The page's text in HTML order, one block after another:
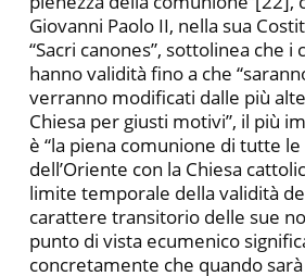
Giovanni Paolo II, nella sua
“Sacri canones”, sottolinea che i
hanno validità fino a che
verranno modificati dalle più
Chiesa per giusti motivi”, il più
è “la piena comunione di tutte le
dell’Oriente con la Chiesa
limite temporale della validità
carattere transitorio delle sue
punto di vista ecumenico
concretamente che quando